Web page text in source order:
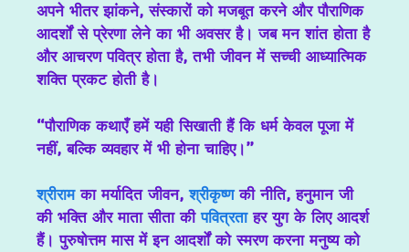
अपने भीतर झांकने, संस्कारों को मजबूत करने और पौराणिक
आदर्शों से प्रेरणा लेने का भी अवसर है। जब मन शांत होता है
और आचरण पवित्र होता है, तभी जीवन में सच्ची आध्यात्मिक
शक्ति प्रकट होती है।
“पौराणिक कथाएँ हमें यही सिखाती हैं कि धर्म केवल पूजा में
नहीं, बल्कि व्यवहार में भी होना चाहिए।”
श्रीरामका मर्यादित जीवन,श्रीकृष्णकी नीति, हनुमान जी
की भक्ति और माता सीता कीपवित्रताहर युग के लिए आदर्श
हैं। पुरुषोत्तम मास में इन आदर्शों को स्मरण करना मनुष्य को